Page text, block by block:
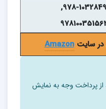
9781032849171, 978-1032849171,
در سایتAmazon
از پرداخت وجه به نمایش